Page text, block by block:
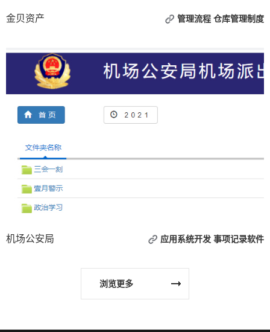
管理流程 仓库管理制度
金贝资产
应用系统开发 事项记录软件
机场公安局
浏览更多